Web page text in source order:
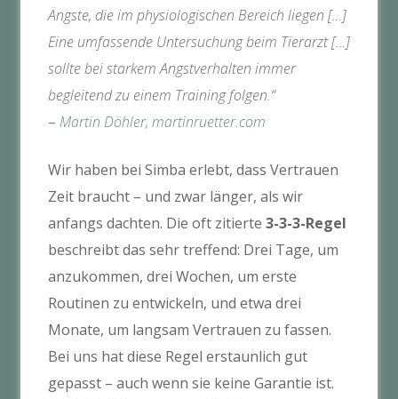
Ängste, die im physiologischen Bereich liegen […]
Eine umfassende Untersuchung beim Tierarzt […]
sollte bei starkem Angstverhalten immer
begleitend zu einem Training folgen.“
– Martin Döhler, martinruetter.com
Wir haben bei Simba erlebt, dass Vertrauen
Zeit braucht – und zwar länger, als wir
anfangs dachten. Die oft zitierte 3-3-3-Regel
beschreibt das sehr treffend: Drei Tage, um
anzukommen, drei Wochen, um erste
Routinen zu entwickeln, und etwa drei
Monate, um langsam Vertrauen zu fassen.
Bei uns hat diese Regel erstaunlich gut
gepasst – auch wenn sie keine Garantie ist.